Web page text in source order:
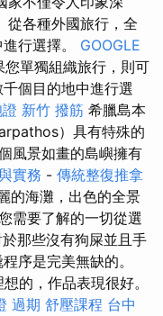
從各種外國旅行，全
行選擇。 GOOGLE
您單獨組織旅行，則可
個目的地中進行選
新竹 撥筋 希臘島本
）具有特殊的
風景如畫的島嶼擁有
實務 - 傳統整復推拿
的海灘，出色的全景
需要了解的一切從選
那些沒有狗屎並且手
序是完美無缺的。
的，作品表現很好。
過期 舒壓課程 台中